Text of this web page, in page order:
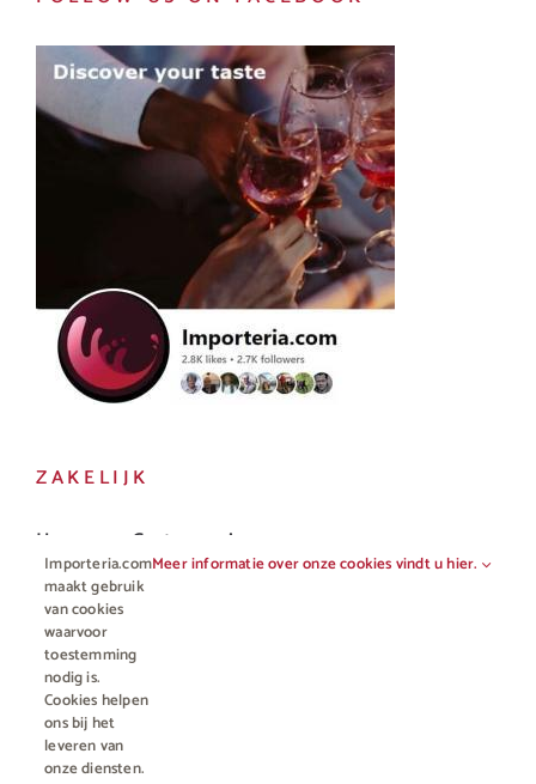
ZAKELIJK
Horeca en Gastronomie
Vakhandel
Importeria.com
maakt gebruik
van cookies
waarvoor
toestemming
nodig is.
Cookies helpen
ons bij het
leveren van
onze diensten.
Meer informatie over onze cookies vindt u hier.